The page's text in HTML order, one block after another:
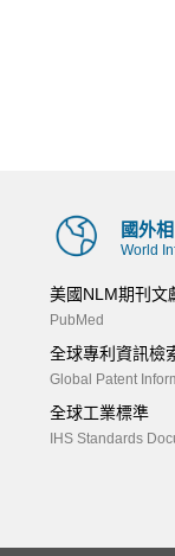
國外
World
美國NLM期刊文
PubMed
全球專利資訊檢
Global Patent
全球工業標準
IHS Standards